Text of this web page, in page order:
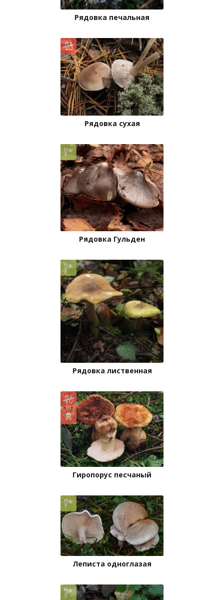
Рядовка печальная
Рядовка сухая
Рядовка Гульден
Рядовка лиственная
Гиропорус песчаный
Леписта одноглазая